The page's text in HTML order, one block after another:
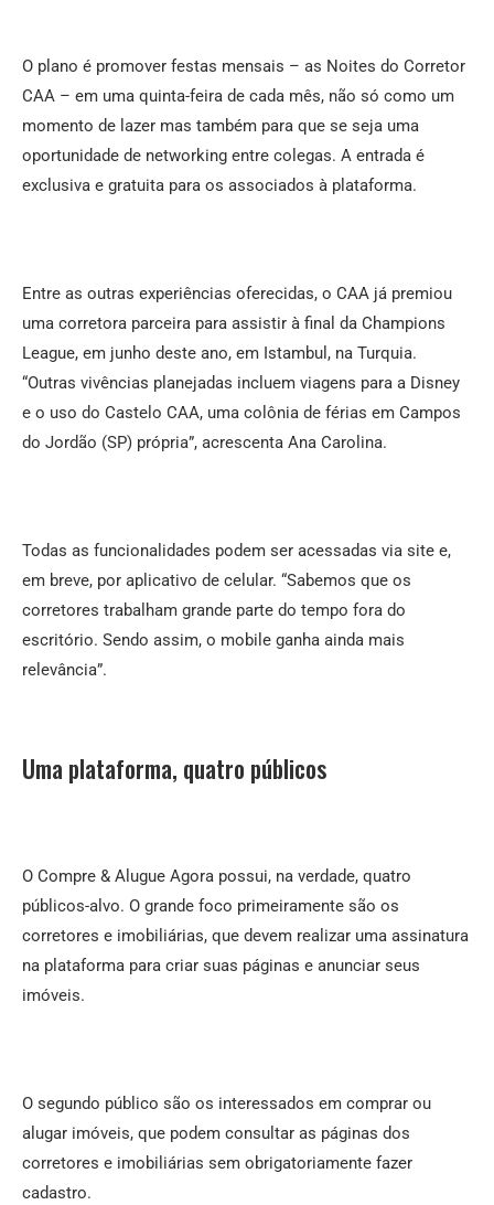
O plano é promover festas mensais – as Noites do Corretor
CAA – em uma quinta-feira de cada mês, não só como um
momento de lazer mas também para que se seja uma
oportunidade de networking entre colegas. A entrada é
exclusiva e gratuita para os associados à plataforma.
Entre as outras experiências oferecidas, o CAA já premiou
uma corretora parceira para assistir à final da Champions
League, em junho deste ano, em Istambul, na Turquia.
“Outras vivências planejadas incluem viagens para a Disney
e o uso do Castelo CAA, uma colônia de férias em Campos
do Jordão (SP) própria”, acrescenta Ana Carolina.
Todas as funcionalidades podem ser acessadas via site e,
em breve, por aplicativo de celular. “Sabemos que os
corretores trabalham grande parte do tempo fora do
escritório. Sendo assim, o mobile ganha ainda mais
relevância”.
Uma plataforma, quatro públicos
O Compre & Alugue Agora possui, na verdade, quatro
públicos-alvo. O grande foco primeiramente são os
corretores e imobiliárias, que devem realizar uma assinatura
na plataforma para criar suas páginas e anunciar seus
imóveis.
O segundo público são os interessados em comprar ou
alugar imóveis, que podem consultar as páginas dos
corretores e imobiliárias sem obrigatoriamente fazer
cadastro.